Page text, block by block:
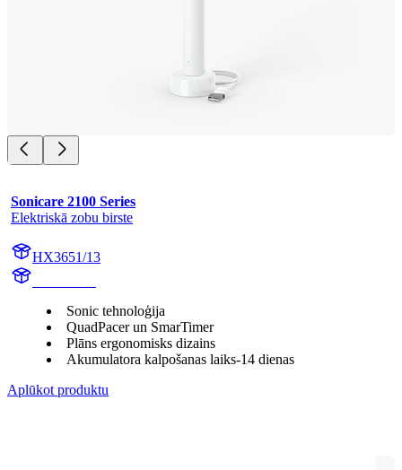
Sonicare 2100 Series
Elektriskā zobu birste
HX3651/13
Sonic tehnoloģija
QuadPacer un SmarTimer
Plāns ergonomisks dizains
Akumulatora kalpošanas laiks-14 dienas
Aplūkot produktu